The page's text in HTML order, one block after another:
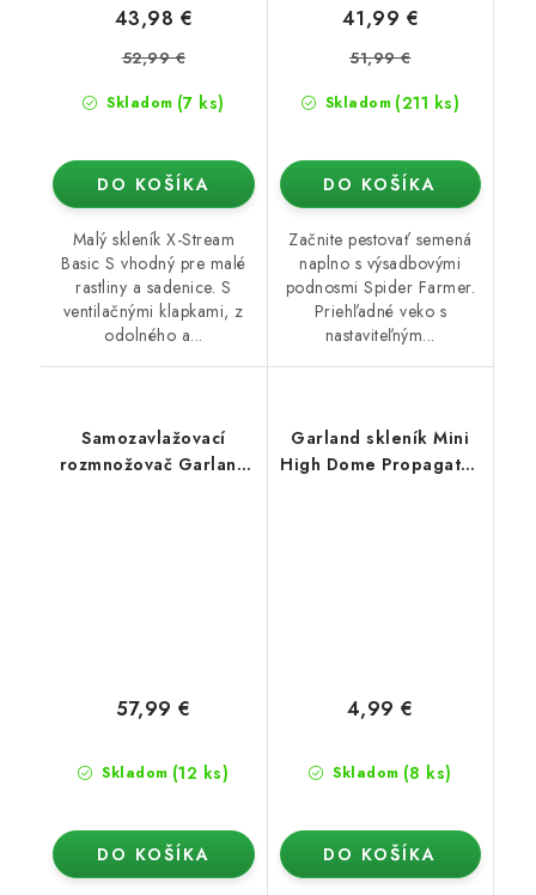
Skladom (7 ks)
43,98 €
52,99 €
DO KOŠÍKA
Malý skleník X-Stream
Basic S vhodný pre malé
rastliny a sadenice. S
ventilačnými klapkami, z
odolného a...
Skladom (211 ks)
41,99 €
51,99 €
DO KOŠÍKA
Začnite pestovať semená
naplno s výsadbovými
podnosmi Spider Farmer.
Priehľadné veko s
nastaviteľným...
Samozavlažovací
rozmnožovač Garland
Skladom (12 ks)
57,99 €
DO KOŠÍKA
Garland skleník Mini
High Dome Propagator
Skladom (8 ks)
4,99 €
DO KOŠÍKA